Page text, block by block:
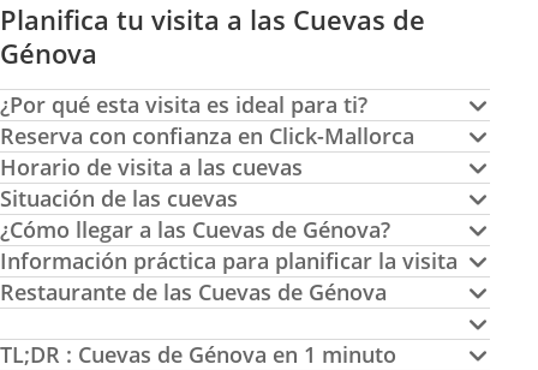
Planifica tu visita a las Cuevas de
Génova
¿Por qué esta visita es ideal para ti?
Reserva con confianza en Click-Mallorca
Horario de visita a las cuevas
Situación de las cuevas
¿Cómo llegar a las Cuevas de Génova?
Información práctica para planificar la visita
Restaurante de las Cuevas de Génova
TL;DR : Cuevas de Génova en 1 minuto